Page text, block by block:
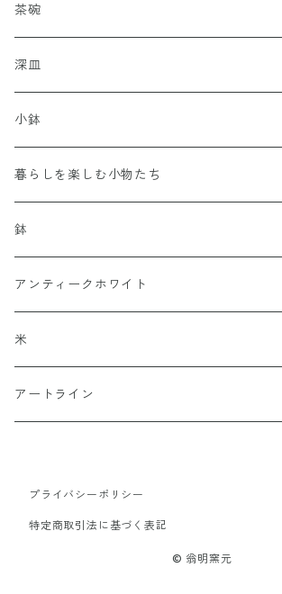
豆皿
小皿
大皿
中皿
茶碗
深皿
小鉢
豆鉢
小鉢
暮らしを楽しむ小物たち
オーナメント
つや
マット
鉢
アンティークホワイト
米
アートライン
プライバシーポリシー
特定商取引法に基づく表記
© 翁明窯元